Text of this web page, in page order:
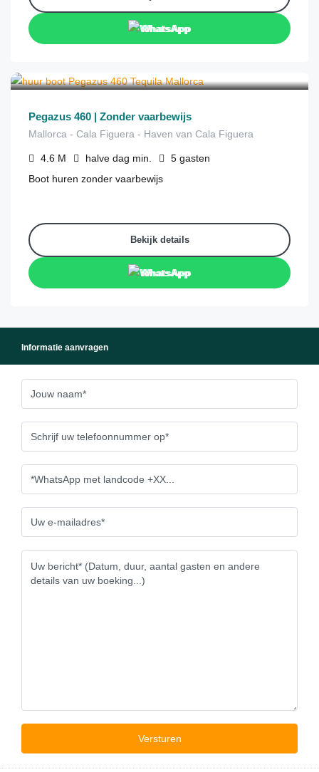
WhatsApp
Pegazus 460 | Zonder vaarbewijs
Mallorca - Cala Figuera - Haven van Cala Figuera
4.6 M halve dag min. 5 gasten
Boot huren zonder vaarbewijs
Bekijk details
WhatsApp
Informatie aanvragen